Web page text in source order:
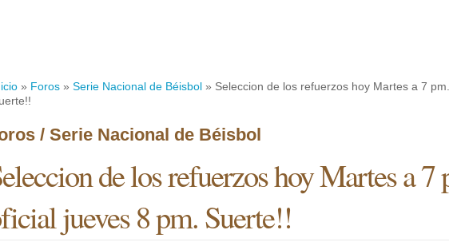
» Foros » Serie Nacional de Béisbol » Seleccion de los refuerzos hoy Martes a 7
/ Serie Nacional de Béisbol
de los refuerzos hoy Martes a 7
jueves 8 pm. Suerte!!